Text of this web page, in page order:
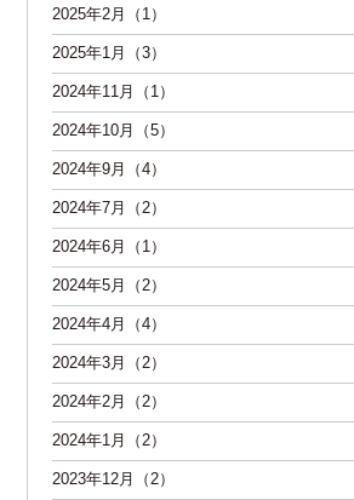
2025年2月（1）
2025年1月（3）
2024年11月（1）
2024年10月（5）
2024年9月（4）
2024年7月（2）
2024年6月（1）
2024年5月（2）
2024年4月（4）
2024年3月（2）
2024年2月（2）
2024年1月（2）
2023年12月（2）